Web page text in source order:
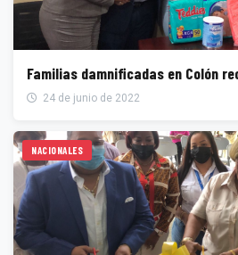
Familias damnificadas en Colón
24 de junio de 2022
NACIONALES